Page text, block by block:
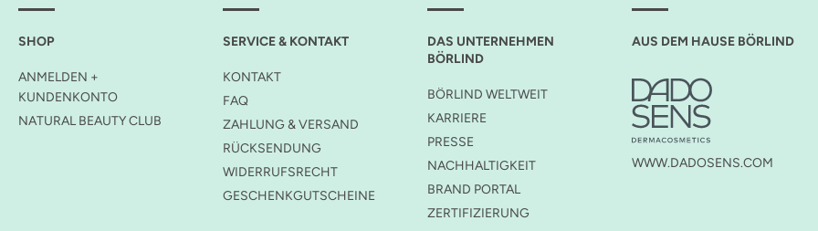
SHOP
ANMELDEN +
KUNDENKONTO
NATURAL BEAUTY CLUB
SERVICE & KONTAKT
KONTAKT
FAQ
ZAHLUNG & VERSAND
RÜCKSENDUNG
WIDERRUFSRECHT
GESCHENKGUTSCHEINE
DAS UNTERNEHMEN
BÖRLIND
BÖRLIND WELTWEIT
KARRIERE
PRESSE
NACHHALTIGKEIT
BRAND PORTAL
ZERTIFIZIERUNG
AUS DEM HAUSE BÖRLIND
WWW.DADOSENS.COM